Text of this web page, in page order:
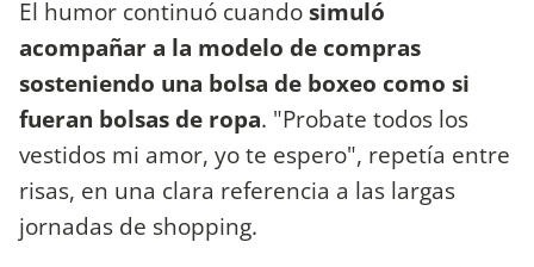
El humor continuó cuandosimuló
acompañar a la modelo de compras
sosteniendo una bolsa de boxeo como si
fueran bolsas de ropa. "Probate todos los
vestidos mi amor, yo te espero", repetía entre
risas, en una clara referencia a las largas
jornadas de shopping.